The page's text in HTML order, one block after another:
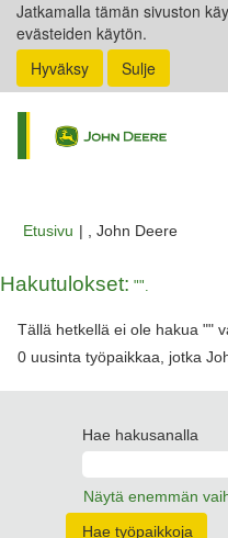
Jatkamalla tämän sivuston
evästeiden käytön.
Hyväksy
Sulje
Etusivu | , John Deere
Hakutulokset: "".
Tällä hetkellä ei ole hakua ""
0 uusinta työpaikkaa, jotka
Hae hakusanalla
Näytä enemmän